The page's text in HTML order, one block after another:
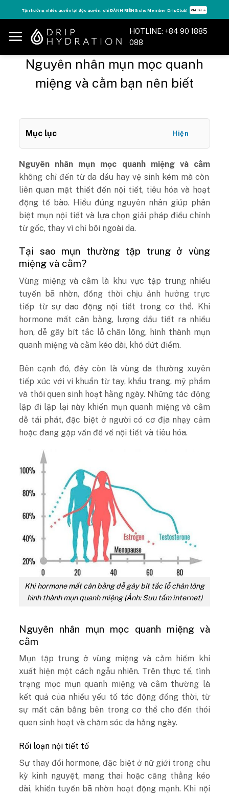
to
content
Tận hưởng nhiều quyền lợi độc quyền, chỉ DÀNH RIÊNG cho Member DripClub! Chi tiết ➝
HOTLINE: +84 90 1885
088
Nguyên nhân mụn mọc quanh
miệng và cằm bạn nên biết
Mục lục Hiện
Nguyên nhân mụn mọc quanh miệng và cằm
không chỉ đến từ da dầu hay vệ sinh kém mà còn
liên quan mật thiết đến nội tiết, tiêu hóa và hoạt
động tế bào. Hiểu đúng nguyên nhân giúp phân
biệt mụn nội tiết và lựa chọn giải pháp điều chỉnh
từ gốc, thay vì chỉ bôi ngoài da.
Tại sao mụn thường tập trung ở vùng
miệng và cằm?
Vùng miệng và cằm là khu vực tập trung nhiều
tuyến bã nhờn, đồng thời chịu ảnh hưởng trực
tiếp từ sự dao động nội tiết trong cơ thể. Khi
hormone mất cân bằng, lượng dầu tiết ra nhiều
hơn, dễ gây bít tắc lỗ chân lông, hình thành mụn
quanh miệng và cằm kéo dài, khó dứt điểm.
Bên cạnh đó, đây còn là vùng da thường xuyên
tiếp xúc với vi khuẩn từ tay, khẩu trang, mỹ phẩm
và thói quen sinh hoạt hằng ngày. Những tác động
lặp đi lặp lại này khiến mụn quanh miệng và cằm
dễ tái phát, đặc biệt ở người có cơ địa nhạy cảm
hoặc đang gặp vấn đề về nội tiết và tiêu hóa.
Khi hormone mất cân bằng dễ gây bít tắc lỗ chân lông
hình thành mụn quanh miệng (Ảnh: Sưu tầm internet)
Nguyên nhân mụn mọc quanh miệng và
cằm
Mụn tập trung ở vùng miệng và cằm hiếm khi
xuất hiện một cách ngẫu nhiên. Trên thực tế, tình
trạng mọc mụn quanh miệng và cằm thường là
kết quả của nhiều yếu tố tác động đồng thời, từ
sự mất cân bằng bên trong cơ thể cho đến thói
quen sinh hoạt và chăm sóc da hằng ngày.
Rối loạn nội tiết tố
Sự thay đổi hormone, đặc biệt ở nữ giới trong chu
kỳ kinh nguyệt, mang thai hoặc căng thẳng kéo
dài, khiến tuyến bã nhờn hoạt động mạnh. Khi nội